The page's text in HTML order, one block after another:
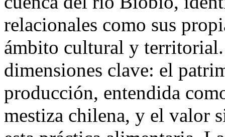
relacionales como sus
ámbito cultural y
dimensiones clave: el
producción, entendida
mestiza chilena, y el valor